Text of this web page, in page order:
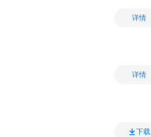
详情
详情
下载